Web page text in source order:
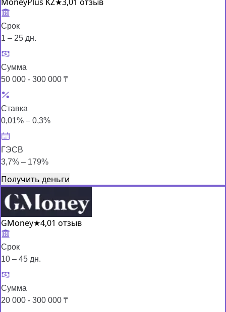
Срок
1 – 25 дн.
Сумма
50 000 - 300 000 ₸
Ставка
0,01% – 0,3%
ГЭСВ
3,7% – 179%
Получить деньги
GMoney★4,01 отзыв
Срок
10 – 45 дн.
Сумма
20 000 - 300 000 ₸